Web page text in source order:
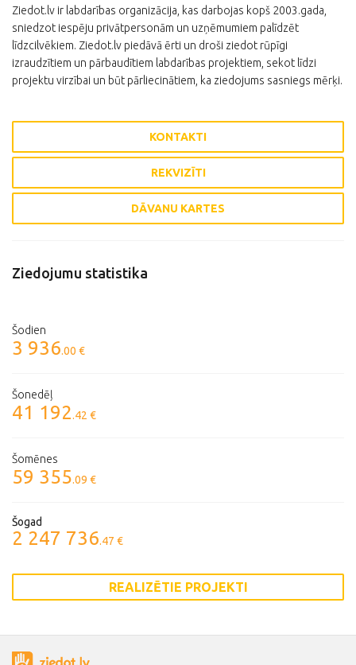
Ziedot.lv ir labdarības organizācija, kas darbojas kopš 2003.gada,
sniedzot iespēju privātpersonām un uzņēmumiem palīdzēt
līdzcilvēkiem. Ziedot.lv piedāvā ērti un droši ziedot rūpīgi
izraudzītiem un pārbaudītiem labdarības projektiem, sekot līdzi
projektu virzībai un būt pārliecinātiem, ka ziedojums sasniegs mērķi.
KONTAKTI
REKVIZĪTI
DĀVANU KARTES
Ziedojumu statistika
Šodien
3 936.00 €
Šonedēļ
41 192.42 €
Šomēnes
59 355.09 €
Šogad
2 247 736.47 €
REALIZĒTIE PROJEKTI